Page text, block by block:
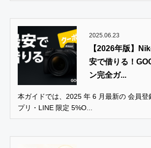
2025.06.23
【2026年版】
安で借りる！
ン完全ガ...
本ガイドでは、2025 年 6 月最新の 会員登
プリ・LINE 限定 5%O...